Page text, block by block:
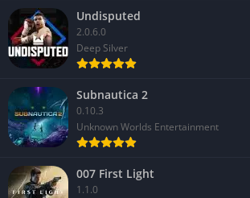
Undisputed
2.0.6.0
Deep Silver
Subnautica 2
0.10.3
Unknown Worlds Entertainment
007 First Light
1.1.0